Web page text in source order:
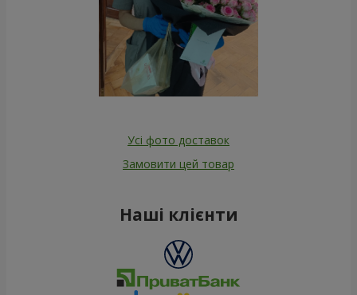
Усі фото доставок
Замовити цей товар
Наші клієнти